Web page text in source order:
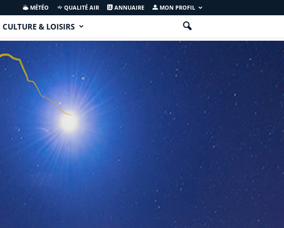
MÉTÉO QUALITÉ AIR ANNUAIRE MON PROFIL
CULTURE & LOISIRS